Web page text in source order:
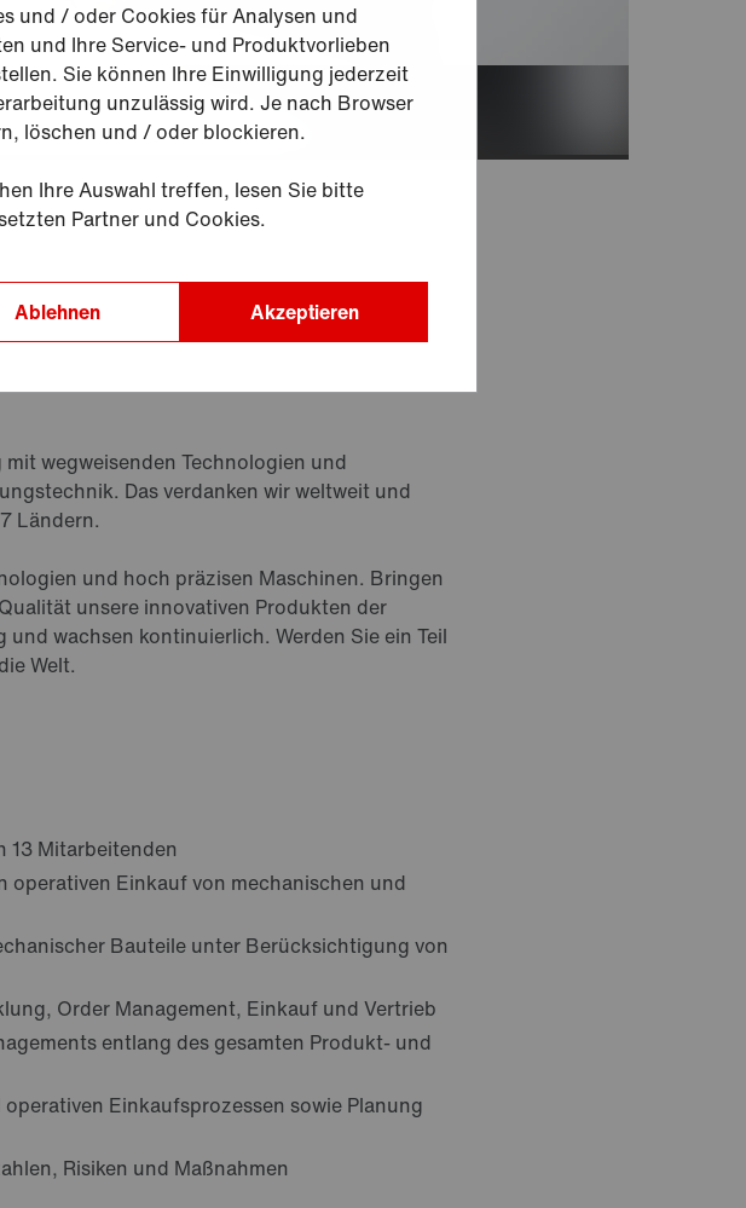
wegweisenden Technologien und
Das verdanken wir weltweit und
Ländern.
und hoch präzisen Maschinen. Bringen
unsere innovativen Produkten der
wachsen kontinuierlich. Werden Sie ein Teil
Welt.
13 Mitarbeitenden
Einkauf von mechanischen und
Bauteile unter Berücksichtigung von
Order Management, Einkauf und Vertrieb
entlang des gesamten Produkt- und
Einkaufsprozessen sowie Planung
Risiken und Maßnahmen
und / oder Cookies für Analysen und
und Ihre Service- und Produktvorlieben
Sie können Ihre Einwilligung jederzeit
unzulässig wird. Je nach Browser
löschen und / oder blockieren.
Ihre Auswahl treffen, lesen Sie bitte
Partner und Cookies.
Akzeptieren
Ablehnen